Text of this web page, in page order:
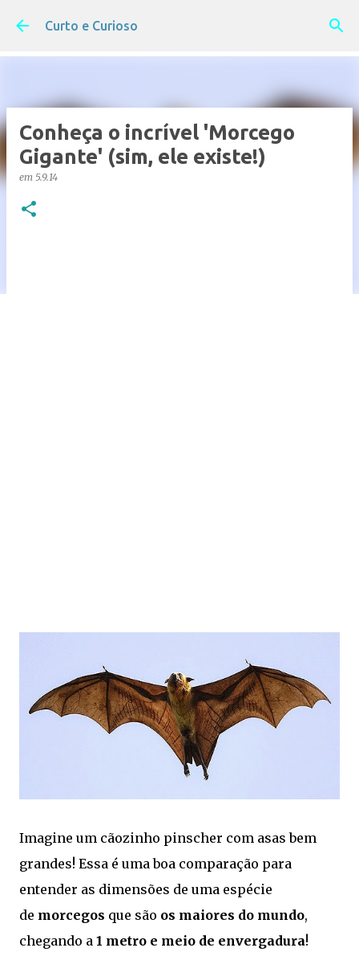
Pular para o conteúdo principal
Curto e Curioso
Conheça o incrível 'Morcego
Gigante' (sim, ele existe!)
em 5.9.14
Imagine um cãozinho pinscher com asas bem
grandes! Essa é uma boa comparação para
entender as dimensões de uma espécie
de morcegos que são os maiores do mundo,
chegando a 1 metro e meio de envergadura!